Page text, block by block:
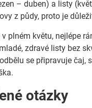
– duben) a listy
z půdy, proto je
plném květu, nejlépe
zdravé listy bez
se připravuje čaj,
otázky